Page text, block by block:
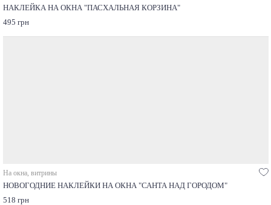
НАКЛЕЙКА НА ОКНА "ПАСХАЛЬНАЯ КОРЗИНА"
495 грн
На окна, витрины
НОВОГОДНИЕ НАКЛЕЙКИ НА ОКНА "САНТА НАД ГОРОДОМ"
518 грн